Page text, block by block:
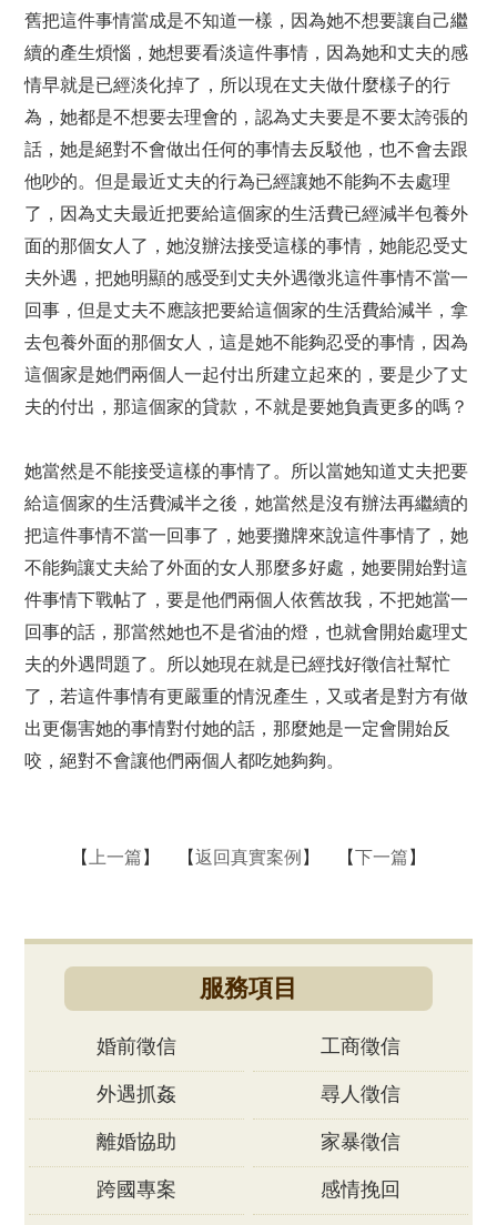
舊把這件事情當成是不知道一樣，因為她不想要讓自己繼
續的產生煩惱，她想要看淡這件事情，因為她和丈夫的感
情早就是已經淡化掉了，所以現在丈夫做什麼樣子的行
為，她都是不想要去理會的，認為丈夫要是不要太誇張的
話，她是絕對不會做出任何的事情去反駁他，也不會去跟
他吵的。但是最近丈夫的行為已經讓她不能夠不去處理
了，因為丈夫最近把要給這個家的生活費已經減半包養外
面的那個女人了，她沒辦法接受這樣的事情，她能忍受丈
夫外遇，把她明顯的感受到丈夫外遇徵兆這件事情不當一
回事，但是丈夫不應該把要給這個家的生活費給減半，拿
去包養外面的那個女人，這是她不能夠忍受的事情，因為
這個家是她們兩個人一起付出所建立起來的，要是少了丈
夫的付出，那這個家的貸款，不就是要她負責更多的嗎？
她當然是不能接受這樣的事情了。所以當她知道丈夫把要
給這個家的生活費減半之後，她當然是沒有辦法再繼續的
把這件事情不當一回事了，她要攤牌來說這件事情了，她
不能夠讓丈夫給了外面的女人那麼多好處，她要開始對這
件事情下戰帖了，要是他們兩個人依舊故我，不把她當一
回事的話，那當然她也不是省油的燈，也就會開始處理丈
夫的外遇問題了。所以她現在就是已經找好徵信社幫忙
了，若這件事情有更嚴重的情況產生，又或者是對方有做
出更傷害她的事情對付她的話，那麼她是一定會開始反
咬，絕對不會讓他們兩個人都吃她夠夠。
【 上一篇 】 【返回真實案例 】 【下一篇 】
服務項目
婚前徵信 工商徵信
外遇抓姦 尋人徵信
離婚協助 家暴徵信
跨國專案 感情挽回